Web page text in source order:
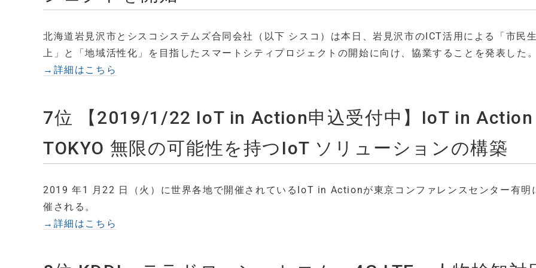
北海道岩見沢市とシスコシステムズ合同会社（以下 シスコ）は本日、岩見沢市のICT活用による「市民
上」と「地域活性化」を目指したスマートシティプロジェクトの開始に向け、協業することを発表した。
→詳細はこちら
7位 【2019/1/22 IoT in Action申込受付中】IoT in
TOKYO 無限の可能性を持つIoT ソリューションの構築
2019 年1 月22 日（火）に世界各地で開催されているIoT in Actionが東京コンファレンスセンター有明
催される。
→詳細はこちら